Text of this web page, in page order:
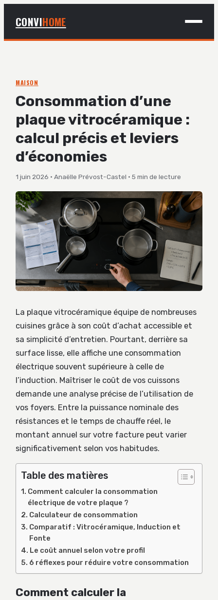
CONVIHOME
BRICOLAGE
DÉCO
JARDINAGE
MAISON
Consommation d’une
plaque vitrocéramique :
calcul précis et leviers
d’économies
1 juin 2026 · Anaëlle Prévost-Castel · 5 min de lecture
La plaque vitrocéramique équipe de nombreuses
cuisines grâce à son coût d’achat accessible et
sa simplicité d’entretien. Pourtant, derrière sa
surface lisse, elle affiche une consommation
électrique souvent supérieure à celle de
l’induction. Maîtriser le coût de vos cuissons
demande une analyse précise de l’utilisation de
vos foyers. Entre la puissance nominale des
résistances et le temps de chauffe réel, le
montant annuel sur votre facture peut varier
significativement selon vos habitudes.
Table des matières
Comment calculer la consommation
électrique de votre plaque ?
Calculateur de consommation
Comparatif : Vitrocéramique, Induction et
Fonte
Le coût annuel selon votre profil
6 réflexes pour réduire votre consommation
Comment calculer la